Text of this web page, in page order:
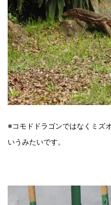
※コモドドラゴンではなくミズ
いうみたいです。